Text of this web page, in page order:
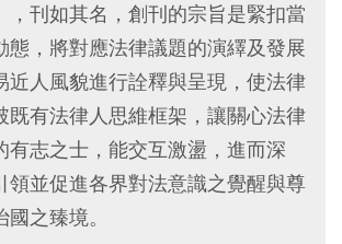
，刊如其名，創刊的宗旨是緊扣當
態，將對應法律議題的演繹及發展
近人風貌進行詮釋與呈現，使法律
既有法律人思維框架，讓關心法律
有志之士，能交互激盪，進而深
領並促進各界對法意識之覺醒與尊
之臻境。